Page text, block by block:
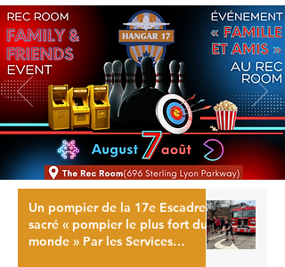
Un pompier de la 17e Escadre
sacré « pompier le plus fort du
monde » Par les Services